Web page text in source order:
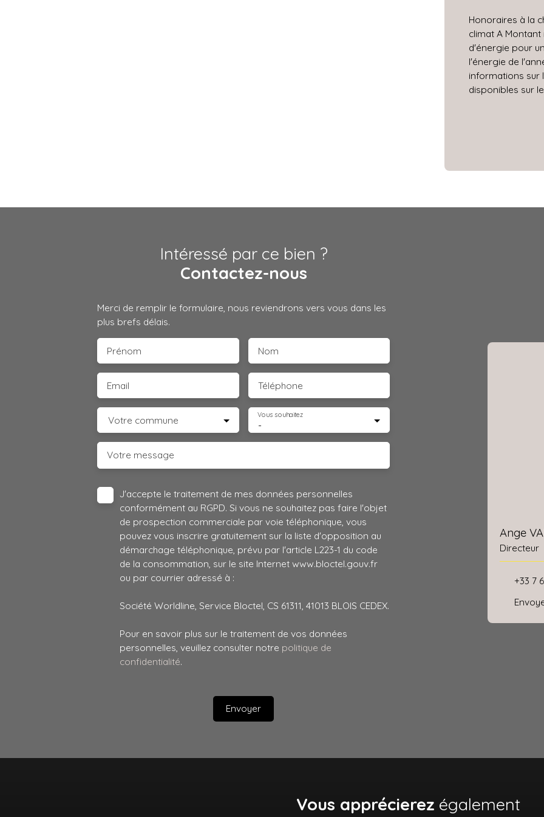
Honoraires à la
climat A
d'énergie pour
l'énergie de
informations sur
disponibles sur
Intéressé par ce bien ?
Contactez-nous
Merci de remplir le formulaire, nous reviendrons vers vous dans les
plus brefs délais.
Prénom Nom
Email Téléphone
Votre commune -
Vous souhaitez
Votre message
J'accepte le traitement de mes données personnelles
conformément au RGPD. Si vous ne souhaitez pas faire l'objet
de prospection commerciale par voie téléphonique, vous
pouvez vous inscrire gratuitement sur la liste d'opposition au
démarchage téléphonique, prévu par l'article L223-1 du code
de la consommation, sur le site Internet www.bloctel.gouv.fr
ou par courrier adressé à :
Société Worldline, Service Bloctel, CS 61311, 41013 BLOIS CEDEX.
Pour en savoir plus sur le traitement de vos données
personnelles, veuillez consulter notre politique de
confidentialité.
Envoyer
Ange
Directeur
+33 7
Vous apprécierez également